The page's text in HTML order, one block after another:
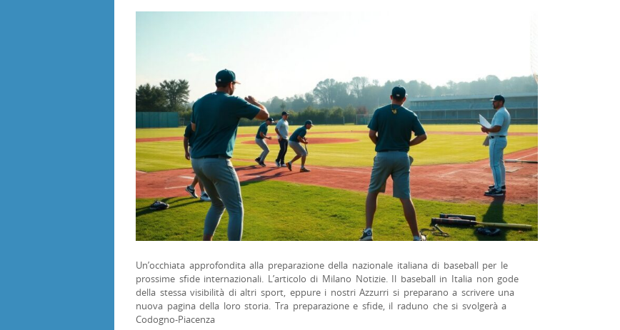
Un’occhiata approfondita alla preparazione della nazionale italiana di baseball per le
prossime sfide internazionali. L’articolo di Milano Notizie. Il baseball in Italia non gode
della stessa visibilità di altri sport, eppure i nostri Azzurri si preparano a scrivere una
nuova pagina della loro storia. Tra preparazione e sfide, il raduno che si svolgerà a
Codogno-Piacenza